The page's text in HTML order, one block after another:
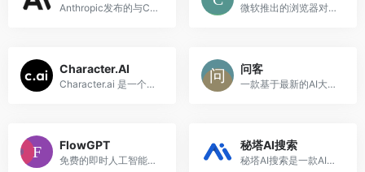
Anthropic发布的与ChatGPT竞争的聊天机器人，Claude 的特点是能够检测和回避潜在陷阱。 微软推出的浏览器对话AI，你的日常助手
Character.AI
Character.ai 是一个允许用户设计和创造独特 AI 角色的应用。
问客
一款基于最新的AI大模型技术开发的AI智能问答与内容创作助手
FlowGPT
免费的即时人工智能和 GPT 机器人商店
秘塔AI搜索
秘塔AI搜索是一款AI驱动的无广告搜索引擎，通过智能整合结构化信息（大纲、表格等）提供精准答案，适用于学术研究、商业分析及日常查询，帮助用户高效获取知识。